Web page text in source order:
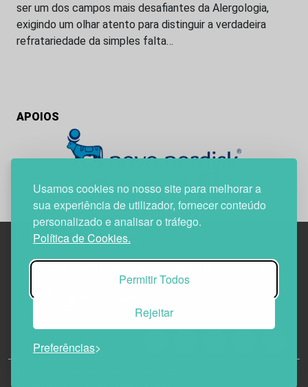
Usamos cookies no nosso site para melhorar a
sua experiência de utilizador, fornecer conteúdo
personalizado e analisar o tráfego.
Política de Cookies.
Permitir Todos
Rejeitar
Preferências
ser um dos campos mais desafiantes da Alergologia,
exigindo um olhar atento para distinguir a verdadeira
refratariedade da simples falta…
APOIOS
Edif. Lisboa Oriente | Av. Infante D. Henrique, n.º 333H, esc.
1800-282 Lisboa | Portugal